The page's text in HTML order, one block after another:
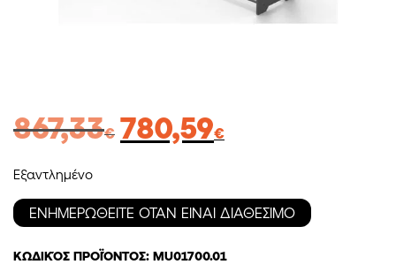
867,33€
Original
price
867,33€.
780,59€τρέχουσα
είναι:
780,59€.
Εξαντλημένο
ΚΩΔΙΚΌΣ ΠΡΟΪΌΝΤΟΣ: MU01700.01